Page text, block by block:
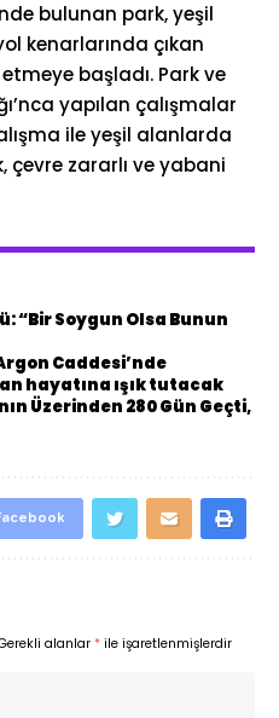
bulunan park, yeşil
kenarlarında çıkan
başladı. Park ve
yapılan çalışmalar
ile yeşil alanlarda
çevre zararlı ve yabani
“Bir Soygun Olsa Bunun
Caddesi’nde
hayatına ışık tutacak
Üzerinden 280 Gün Geçti,
alanlar* ile işaretlenmişlerdir